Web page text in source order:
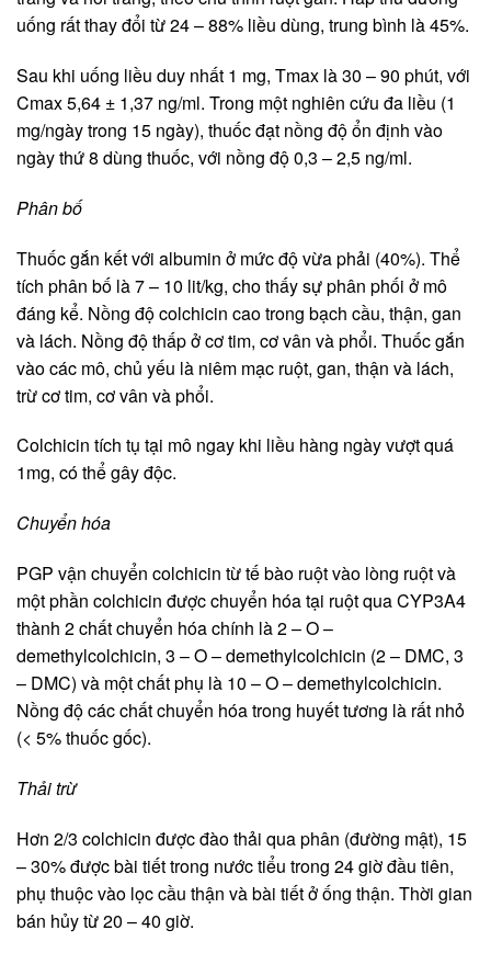
uống rất thay đổi từ 24 – 88% liều dùng, trung bình là 45%.
Sau khi uống liều duy nhất 1 mg, Tmax là 30 – 90 phút, với
Cmax 5,64 ± 1,37 ng/ml. Trong một nghiên cứu đa liều (1
mg/ngày trong 15 ngày), thuốc đạt nồng độ ổn định vào
ngày thứ 8 dùng thuốc, với nồng độ 0,3 – 2,5 ng/ml.
Phân bố
Thuốc gắn kết với albumin ở mức độ vừa phải (40%). Thể
tích phân bố là 7 – 10 lit/kg, cho thấy sự phân phối ở mô
đáng kể. Nồng độ colchicin cao trong bạch cầu, thận, gan
và lách. Nồng độ thấp ở cơ tim, cơ vân và phổi. Thuốc gắn
vào các mô, chủ yếu là niêm mạc ruột, gan, thận và lách,
trừ cơ tim, cơ vân và phổi.
Colchicin tích tụ tại mô ngay khi liều hàng ngày vượt quá
1mg, có thể gây độc.
Chuyển hóa
PGP vận chuyển colchicin từ tế bào ruột vào lòng ruột và
một phần colchicin được chuyển hóa tại ruột qua CYP3A4
thành 2 chất chuyển hóa chính là 2 – O –
demethylcolchicin, 3 – O – demethylcolchicin (2 – DMC, 3
– DMC) và một chất phụ là 10 – O – demethylcolchicin.
Nồng độ các chất chuyển hóa trong huyết tương là rất nhỏ
(< 5% thuốc gốc).
Thải trừ
Hơn 2/3 colchicin được đào thải qua phân (đường mật), 15
– 30% được bài tiết trong nước tiểu trong 24 giờ đầu tiên,
phụ thuộc vào lọc cầu thận và bài tiết ở ống thận. Thời gian
bán hủy từ 20 – 40 giờ.